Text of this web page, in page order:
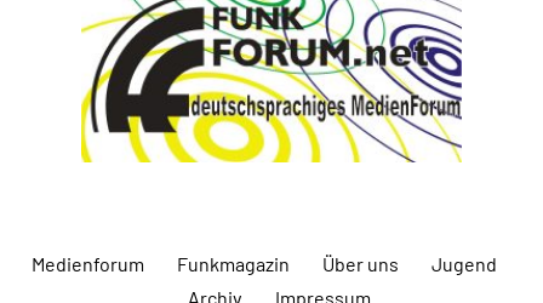
Medienforum Funkmagazin Über uns
Jugend
Archiv
Impressum